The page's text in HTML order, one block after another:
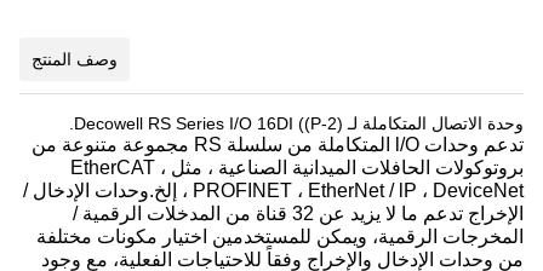
وصف المنتج
وحدة الاتصال المتكاملة لـ Decowell RS Series I/O 16DI ((P-2).
تدعم وحدات l/O المتكاملة من سلسلة RS مجموعة متنوعة من
بروتوكولات الحافلات الميدانية الصناعية ، مثل EtherCAT ،
PROFINET ، EtherNet / lP ، DeviceNet ، إلخ.وحدات الإدخال /
الإخراج تدعم ما لا يزيد عن 32 قناة من المدخلات الرقمية /
المخرجات الرقمية، ويمكن للمستخدمين اختيار مكونات مختلفة
من وحدات الإدخال والإخراج وفقاً للاحتياجات الفعلية، مع وجود